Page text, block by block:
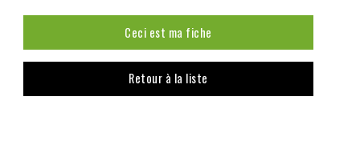
Ceci est ma fiche
Retour à la liste